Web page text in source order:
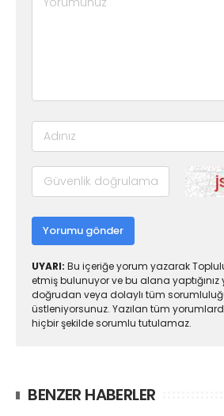
Yorumu gönder
UYARI: Bu içeriğe yorum yazarak
etmiş bulunuyor ve bu alana
doğrudan veya dolaylı tüm
üstleniyorsunuz. Yazılan tüm
hiçbir şekilde sorumlu tutulamaz.
BENZER HABERLER